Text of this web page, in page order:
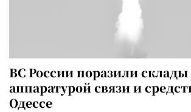
ВС России поразили склады
аппаратурой связи и
Одессе